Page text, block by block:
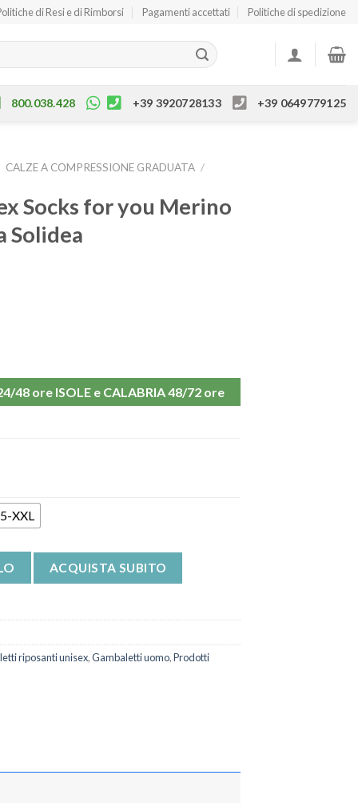
di Resi e di Rimborsi Pagamenti accettati Politiche di spedizione
800.038.428 +39 3920728133 +39 0649779125
CALZE A COMPRESSIONE GRADUATA /
Socks for you Merino
Solidea
48 ore ISOLE e CALABRIA 48/72 ore
5-XXL
ACQUISTA SUBITO
riposanti unisex,Gambaletti uomo,Prodotti